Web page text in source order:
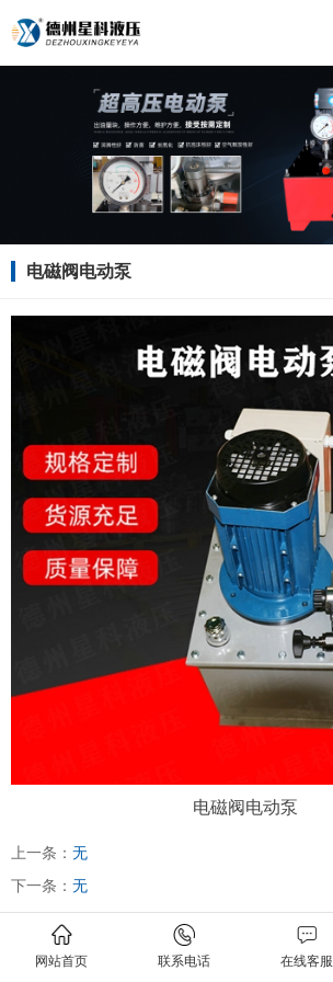
电磁阀电动泵
电磁阀电动泵
上一条： 无
下一条： 无
网站首页 联系电话 在线客服